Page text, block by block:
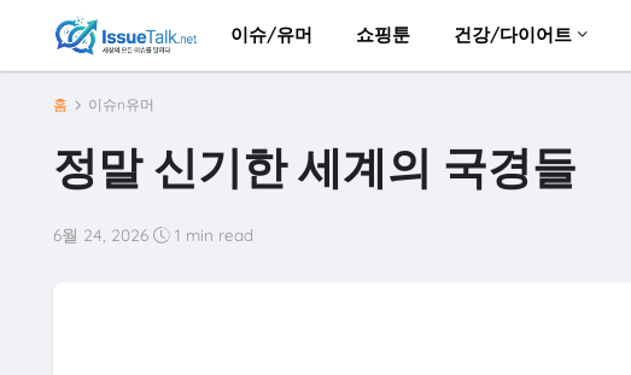
이슈/유머 쇼핑툰 건강/다이어트
홈 이슈n유머
정말 신기한 세계의 국경들
6월 24, 2026 1 min read